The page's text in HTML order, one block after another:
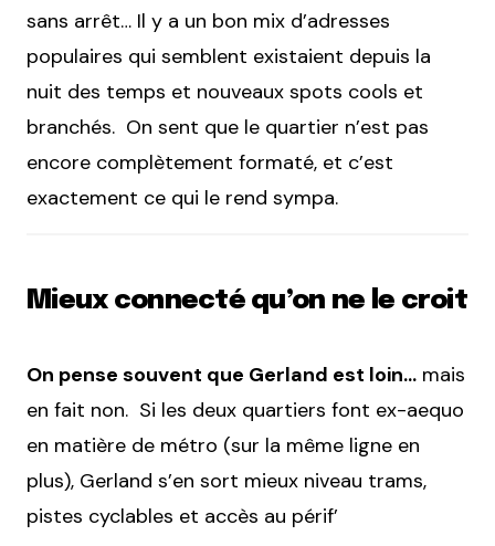
sans arrêt… Il y a un bon mix d’adresses
populaires qui semblent existaient depuis la
nuit des temps et nouveaux spots cools et
branchés. On sent que le quartier n’est pas
encore complètement formaté, et c’est
exactement ce qui le rend sympa.
Mieux connecté qu’on ne le croit
On pense souvent que Gerland est loin… mais
en fait non. Si les deux quartiers font ex-aequo
en matière de métro (sur la même ligne en
plus), Gerland s’en sort mieux niveau trams,
pistes cyclables et accès au périf’